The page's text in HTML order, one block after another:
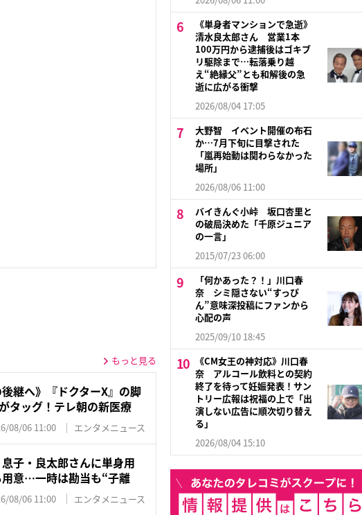
もっと見る
後継へ》『ドクターX』の脚
タッグ！テレ朝の新医療
08/06 11:00 エンタメニュース
子・良太郎さんに単身用
意…一時は勘当も“子離
08/06 11:00 エンタメニュース
《単身者マンションで急逝》
清水良太郎さん 営業1本
100万円から逮捕後はゴキブ
リ駆除まで…転落乗り越
え“絶縁父”とも和解後の急
逝に広がる衝撃
2026/08/04 17:05
大野智 イベント開催の布石
か…7月下旬に目撃された
「嵐再始動は関わらなかった
場所」
2026/08/06 11:00
バイきんぐ小峠 坂口杏里と
の破局決めた「千原ジュニア
の一言」
2015/07/23 06:00
「何かあった？！」川口春
奈 シミ隠さない“すっぴ
ん”意味深投稿にファンから
心配の声
2025/09/10 18:45
《CM女王の神対応》川口春
奈 アルコール飲料との契約
終了を待って妊娠発表！サン
トリー広報は祝福の上で「出
演しない広告に順次切り替え
る」
2026/08/04 15:10